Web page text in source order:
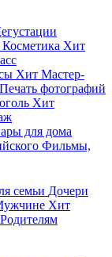
Косметика Хит
Хит Мастер-
Печать фотографий
Хит
для дома
Фильмы,
семьи Дочери
Хит
Родителям